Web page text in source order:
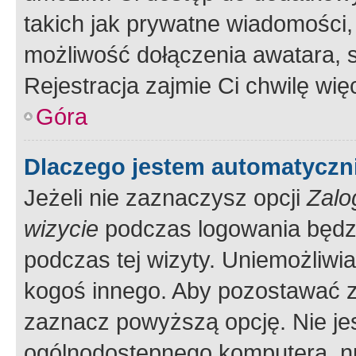
takich jak prywatne
możliwość dołączenia
Rejestracja zajmie Ci chwilę
Góra
Dlaczego jestem
Jeżeli nie zaznaczysz opcji
wizycie podczas logowania
podczas tej wizyty.
kogoś innego. Aby pozostawać
zaznacz powyższą opcję. Nie